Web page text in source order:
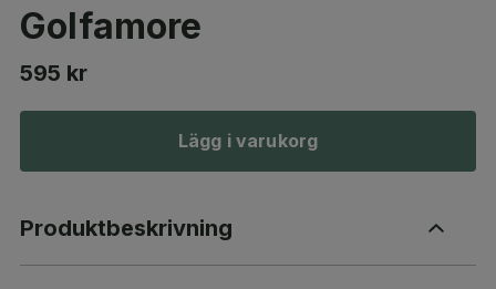
Golfamore
595 kr
Lägg i varukorg
Produktbeskrivning